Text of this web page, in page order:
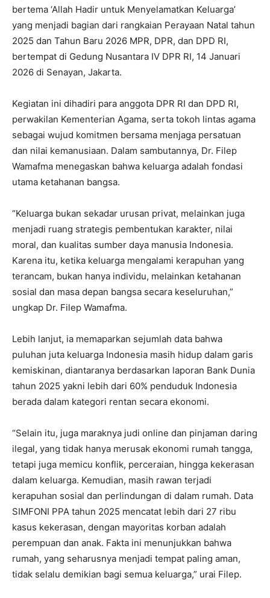
bertema ‘Allah Hadir untuk Menyelamatkan Keluarga’
yang menjadi bagian dari rangkaian Perayaan Natal tahun
2025 dan Tahun Baru 2026 MPR, DPR, dan DPD RI,
bertempat di Gedung Nusantara IV DPR RI, 14 Januari
2026 di Senayan, Jakarta.
Kegiatan ini dihadiri para anggota DPR RI dan DPD RI,
perwakilan Kementerian Agama, serta tokoh lintas agama
sebagai wujud komitmen bersama menjaga persatuan
dan nilai kemanusiaan. Dalam sambutannya, Dr. Filep
Wamafma menegaskan bahwa keluarga adalah fondasi
utama ketahanan bangsa.
“Keluarga bukan sekadar urusan privat, melainkan juga
menjadi ruang strategis pembentukan karakter, nilai
moral, dan kualitas sumber daya manusia Indonesia.
Karena itu, ketika keluarga mengalami kerapuhan yang
terancam, bukan hanya individu, melainkan ketahanan
sosial dan masa depan bangsa secara keseluruhan,”
ungkap Dr. Filep Wamafma.
Lebih lanjut, ia memaparkan sejumlah data bahwa
puluhan juta keluarga Indonesia masih hidup dalam garis
kemiskinan, diantaranya berdasarkan laporan Bank Dunia
tahun 2025 yakni lebih dari 60% penduduk Indonesia
berada dalam kategori rentan secara ekonomi.
“Selain itu, juga maraknya judi online dan pinjaman daring
ilegal, yang tidak hanya merusak ekonomi rumah tangga,
tetapi juga memicu konflik, perceraian, hingga kekerasan
dalam keluarga. Kemudian, masih rawan terjadi
kerapuhan sosial dan perlindungan di dalam rumah. Data
SIMFONI PPA tahun 2025 mencatat lebih dari 27 ribu
kasus kekerasan, dengan mayoritas korban adalah
perempuan dan anak. Fakta ini menunjukkan bahwa
rumah, yang seharusnya menjadi tempat paling aman,
tidak selalu demikian bagi semua keluarga,” urai Filep.